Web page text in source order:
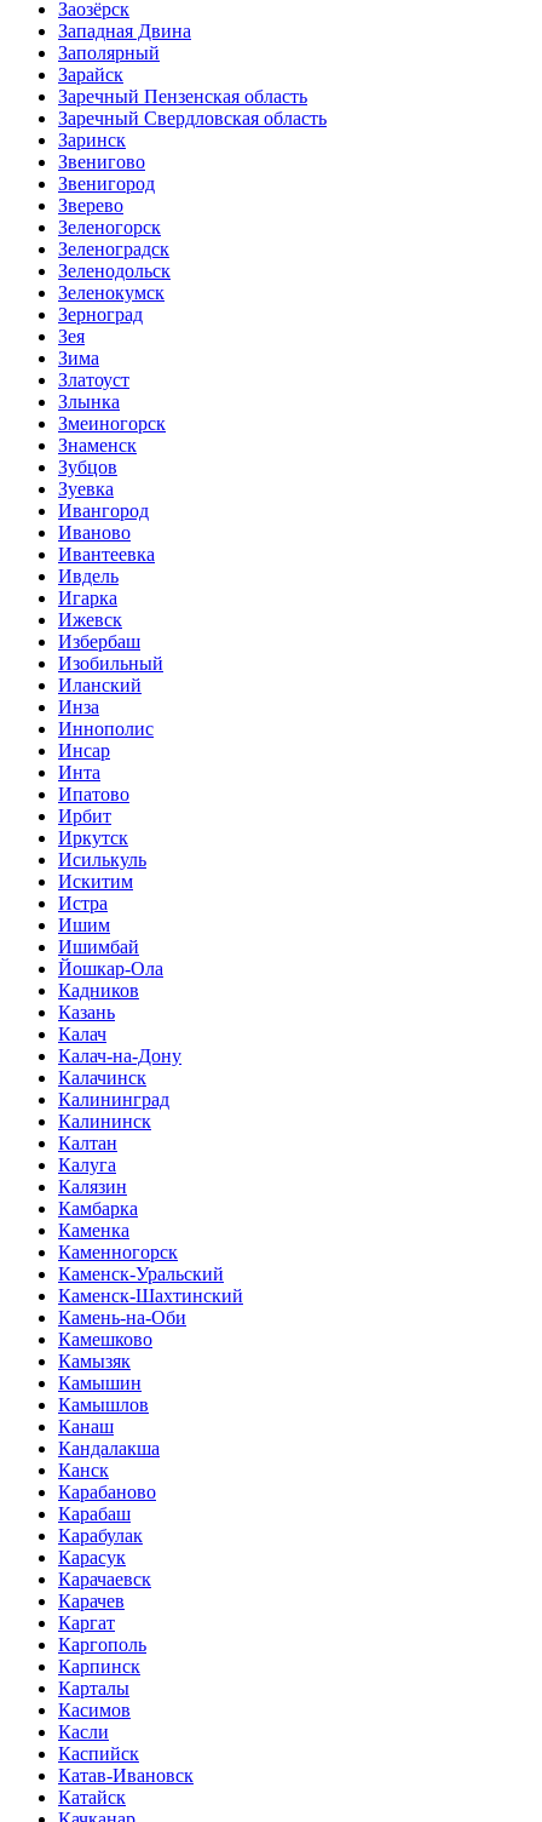
Заозёрск
Западная Двина
Заполярный
Зарайск
Заречный Пензенская область
Заречный Свердловская область
Заринск
Звенигово
Звенигород
Зверево
Зеленогорск
Зеленоградск
Зеленодольск
Зеленокумск
Зерноград
Зея
Зима
Златоуст
Злынка
Змеиногорск
Знаменск
Зубцов
Зуевка
Ивангород
Иваново
Ивантеевка
Ивдель
Игарка
Ижевск
Избербаш
Изобильный
Иланский
Инза
Иннополис
Инсар
Инта
Ипатово
Ирбит
Иркутск
Исилькуль
Искитим
Истра
Ишим
Ишимбай
Йошкар-Ола
Кадников
Казань
Калач
Калач-на-Дону
Калачинск
Калининград
Калининск
Калтан
Калуга
Калязин
Камбарка
Каменка
Каменногорск
Каменск-Уральский
Каменск-Шахтинский
Камень-на-Оби
Камешково
Камызяк
Камышин
Камышлов
Канаш
Кандалакша
Канск
Карабаново
Карабаш
Карабулак
Карасук
Карачаевск
Карачев
Каргат
Каргополь
Карпинск
Карталы
Касимов
Касли
Каспийск
Катав-Ивановск
Катайск